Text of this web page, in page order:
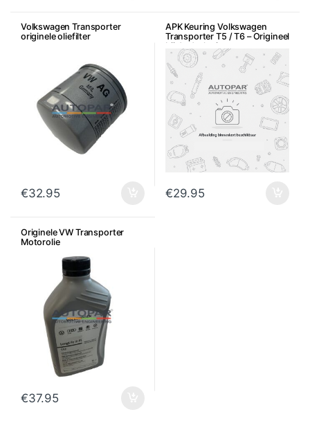
Volkswagen Transporter
originele oliefilter
€32.95
APK Keuring Volkswagen
Transporter T5 / T6 – Origineel
bij de dealer icm met
onderhoud
€29.95
Originele VW Transporter
Motorolie
€37.95